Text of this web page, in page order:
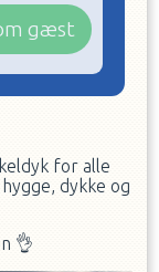
gæst
for alle
dykke og
👌